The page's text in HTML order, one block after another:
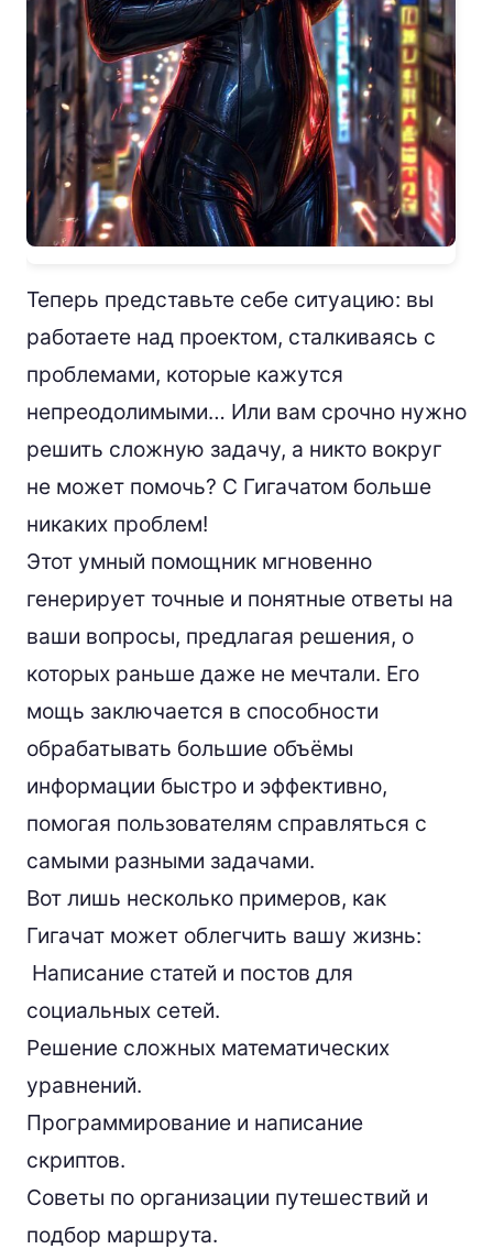
Теперь представьте себе ситуацию: вы
работаете над проектом, сталкиваясь с
проблемами, которые кажутся
непреодолимыми… Или вам срочно нужно
решить сложную задачу, а никто вокруг
не может помочь? С Гигачатом больше
никаких проблем!
Этот умный помощник мгновенно
генерирует точные и понятные ответы на
ваши вопросы, предлагая решения, о
которых раньше даже не мечтали. Его
мощь заключается в способности
обрабатывать большие объёмы
информации быстро и эффективно,
помогая пользователям справляться с
самыми разными задачами.
Вот лишь несколько примеров, как
Гигачат может облегчить вашу жизнь:
Написание статей и постов для
социальных сетей.
Решение сложных математических
уравнений.
Программирование и написание
скриптов.
Советы по организации путешествий и
подбор маршрута.